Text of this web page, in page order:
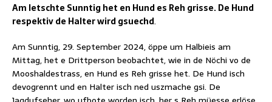
Am letschte Sunntig het en Hund es Reh grisse. De Hund
respektiv de Halter wird gsuechd.
Am Sunntig, 29. September 2024, öppe um Halbieis am
Mittag, het e Drittperson beobachtet, wie in de Nöchi vo de
Mooshaldestrass, en Hund es Reh grisse het. De Hund isch
devogrennt und en Halter isch ned uszmache gsi. De